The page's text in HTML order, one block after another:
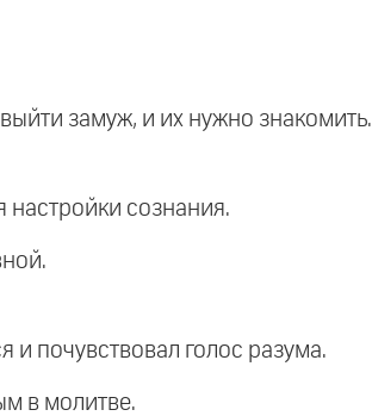
замуж, и их нужно знакомить.
настройки сознания.
и почувствовал голос разума.
в молитве.